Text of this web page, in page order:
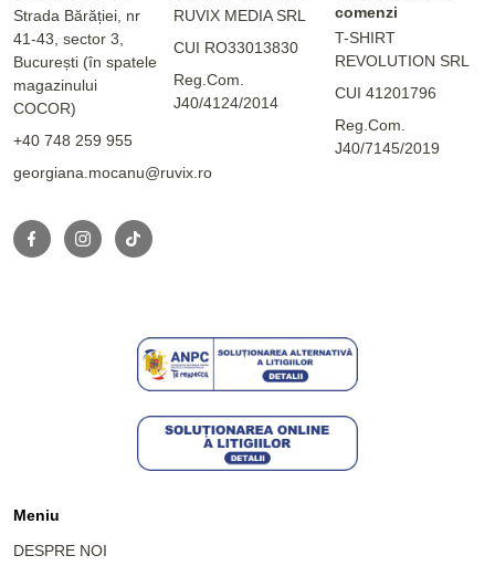
Strada Bărăției, nr
41-43, sector 3,
București (în spatele
magazinului
COCOR)
+40 748 259 955
georgiana.mocanu@ruvix.ro
RUVIX MEDIA SRL
CUI RO33013830
Reg.Com.
J40/4124/2014
comenzi
T-SHIRT
REVOLUTION SRL
CUI 41201796
Reg.Com.
J40/7145/2019
Meniu
DESPRE NOI